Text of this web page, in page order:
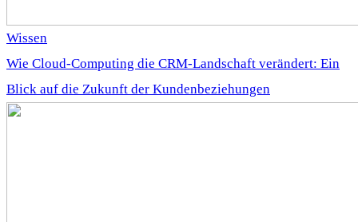
Wissen
Wie Cloud-Computing die CRM-Landschaft verändert: Ein
Blick auf die Zukunft der Kundenbeziehungen